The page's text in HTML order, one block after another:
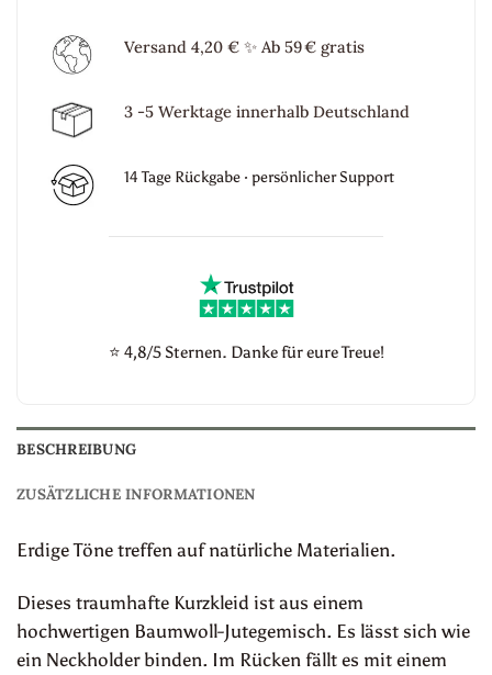
Versand 4,20 € ✨Ab 59 € gratis
3 -5 Werktage innerhalb Deutschland
14 Tage Rückgabe · persönlicher Support
⭐ 4,8/5 Sternen. Danke für eure Treue!
BESCHREIBUNG
ZUSÄTZLICHE INFORMATIONEN
Erdige Töne treffen auf natürliche Materialien.
Dieses traumhafte Kurzkleid ist aus einem
hochwertigen Baumwoll-Jutegemisch. Es lässt sich wie
ein Neckholder binden. Im Rücken fällt es mit einem